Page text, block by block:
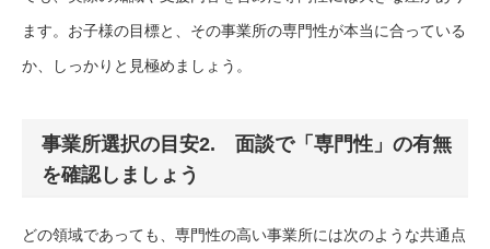
ます。お子様の目標と、その事業所の専門性が本当に合っている
か、しっかりと見極めましょう。
事業所選択の目安2. 面談で「専門性」の有無
を確認しましょう
どの領域であっても、専門性の高い事業所には次のような共通点